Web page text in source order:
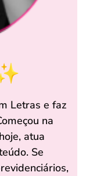
Letras e faz
na
atua
Se